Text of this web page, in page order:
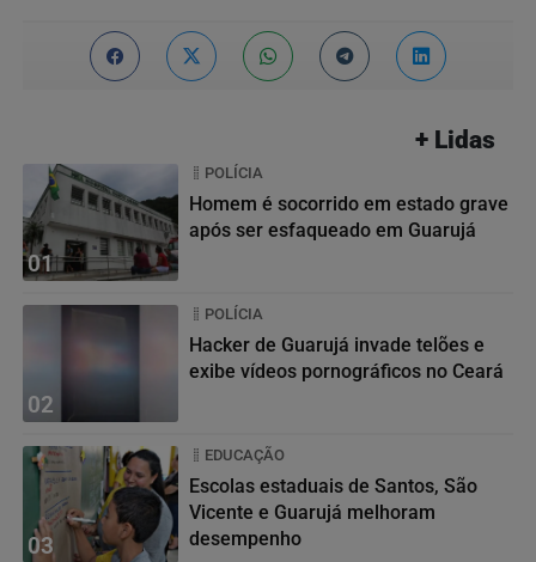
+ Lidas
01
POLÍCIA
Homem é socorrido em estado grave
após ser esfaqueado em Guarujá
02
POLÍCIA
Hacker de Guarujá invade telões e
exibe vídeos pornográficos no Ceará
03
EDUCAÇÃO
Escolas estaduais de Santos, São
Vicente e Guarujá melhoram
desempenho